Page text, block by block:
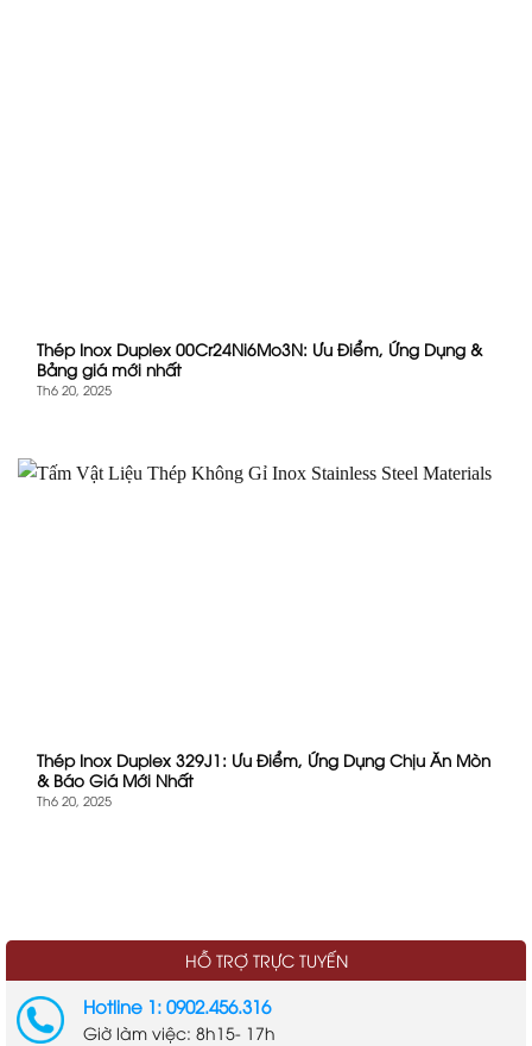
HỖ TRỢ TRỰC TUYẾN
Hotline 1: 0902.456.316
Giờ làm việc: 8h15- 17h
Thép Inox Duplex 00Cr24Ni6Mo3N: Ưu Điểm, Ứng Dụng &
Bảng giá mới nhất
Th6 20, 2025
Thép Inox Duplex 329J1: Ưu Điểm, Ứng Dụng Chịu Ăn Mòn
& Báo Giá Mới Nhất
Th6 20, 2025